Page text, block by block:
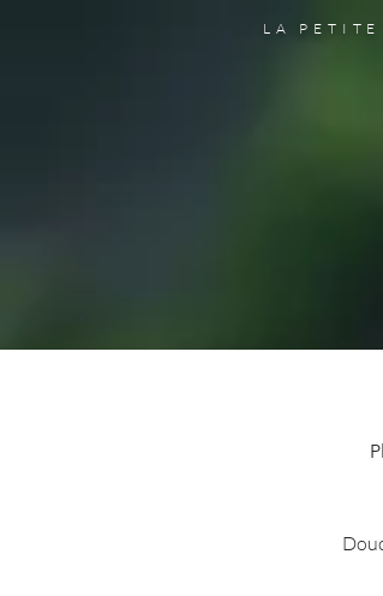
LA